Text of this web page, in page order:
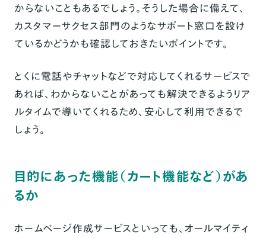
からないこともあるでしょう。そうした場合に備えて、
カスタマーサクセス部門のようなサポート窓口を設け
ているかどうかも確認しておきたいポイントです。
とくに電話やチャットなどで対応してくれるサービスで
あれば、わからないことがあっても解決できるようリア
ルタイムで導いてくれるため、安心して利用できるで
しょう。
目的にあった機能（カート機能など）があ
るか
ホームページ作成サービスといっても、オールマイティ